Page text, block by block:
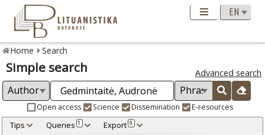
Home Search
Simple search Advanced search
Open access Science Dissemination E-resources
Tips Queries 1 Export 0